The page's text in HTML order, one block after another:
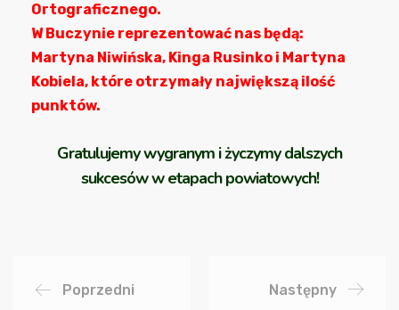
Ortograficznego.
W Buczynie reprezentować nas będą:
Martyna Niwińska, Kinga Rusinko i Martyna
Kobiela, które otrzymały największą ilość
punktów.
Gratulujemy wygranym i życzymy dalszych
sukcesów w etapach powiatowych!
Poprzedni Następny